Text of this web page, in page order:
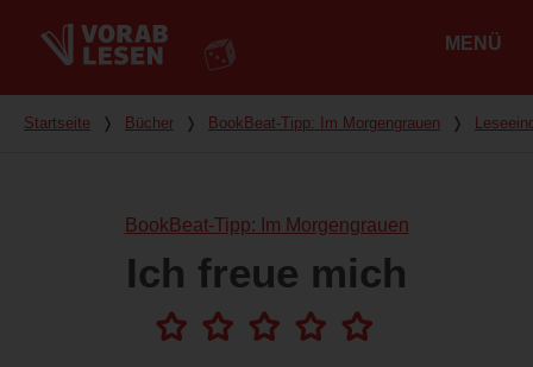
MENÜ
Du bist hier
Startseite ❭ Bücher ❭ BookBeat-Tipp: Im Morgengrauen ❭
BookBeat-Tipp: Im Morgengrauen
Ich freue mich